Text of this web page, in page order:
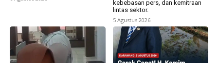
kebebasan pers, dan kemitraan
lintas sektor.
5 Agustus 2026